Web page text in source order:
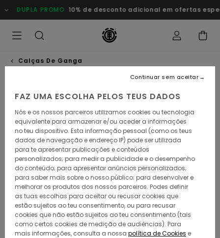
para
a
DUPLA PROMO 10% de desconto adicional em ofertas
Calças De Ganga
FAZ UMA ESCOLHA PELOS TEUS DADOS
Nós e os nossos parceiros utilizamos cookies ou tecnologia
equivalente para armazenar e/ou aceder a informações
no teu dispositivo. Esta informação pessoal (como os teus
dados de navegação e endereço IP) pode ser utilizada
para te apresentar publicações e conteúdos
personalizados; para medir a publicidade e o desempenho
do conteúdo; para apresentar anúncios personalizados;
para saber mais sobre o nosso público; para desenvolver e
melhorar os produtos dos nossos parceiros. Podes definir
as tuas escolhas para aceitar ou recusar cookies que
estão sujeitos ao teu consentimento, ou para recusar
cookies que não estão sujeitos ao teu consentimento (tais
como certos cookies de medição de audiências). Para
mais informações, consulta a nossa política de Cookies e
Continuar sem aceitar